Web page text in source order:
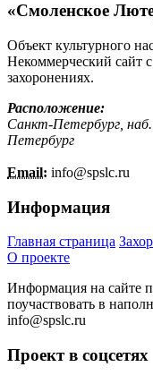
«Смоленское
Объект культурного
Некоммерческий сайт
захоронениях.
Расположение:
Санкт-Петербург,
Петербург
Email: info@spslc.ru
Информация
Главная страница
О проекте
Информация на сайте
поучаствовать в
info@spslc.ru
Проект в соцсетях